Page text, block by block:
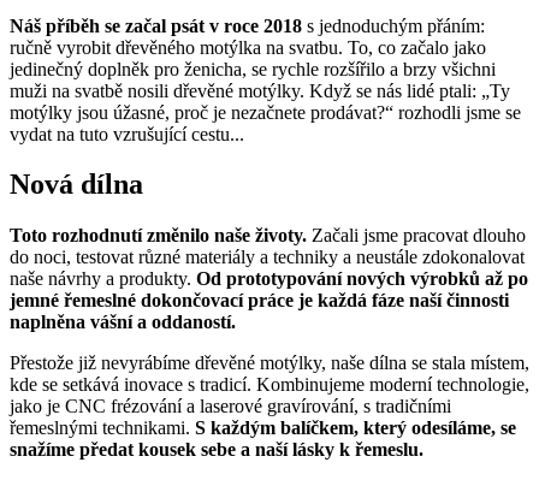
Náš příběh se začal psát v roce 2018 s jednoduchým přáním:
ručně vyrobit dřevěného motýlka na svatbu. To, co začalo jako
jedinečný doplněk pro ženicha, se rychle rozšířilo a brzy všichni
muži na svatbě nosili dřevěné motýlky. Když se nás lidé ptali: „Ty
motýlky jsou úžasné, proč je nezačnete prodávat?“ rozhodli jsme se
vydat na tuto vzrušující cestu...
Nová dílna
Toto rozhodnutí změnilo naše životy. Začali jsme pracovat dlouho
do noci, testovat různé materiály a techniky a neustále zdokonalovat
naše návrhy a produkty. Od prototypování nových výrobků až po
jemné řemeslné dokončovací práce je každá fáze naší činnosti
naplněna vášní a oddaností.
Přestože již nevyrábíme dřevěné motýlky, naše dílna se stala místem,
kde se setkává inovace s tradicí. Kombinujeme moderní technologie,
jako je CNC frézování a laserové gravírování, s tradičními
řemeslnými technikami. S každým balíčkem, který odesíláme, se
snažíme předat kousek sebe a naší lásky k řemeslu.